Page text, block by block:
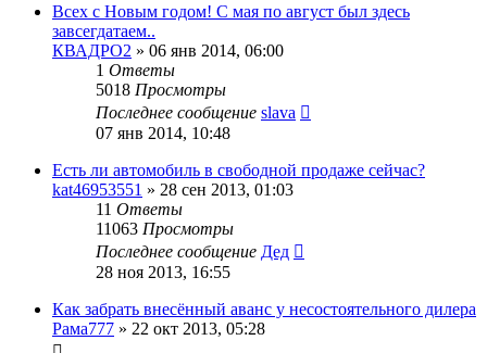
Всех с Новым годом! С мая по август был здесь
завсегдатаем..
КВАДРО2 » 06 янв 2014, 06:00
1 Ответы
5018 Просмотры
Последнее сообщение slava
07 янв 2014, 10:48
Есть ли автомобиль в свободной продаже сейчас?
kat46953551 » 28 сен 2013, 01:03
11 Ответы
11063 Просмотры
Последнее сообщение Дед
28 ноя 2013, 16:55
Как забрать внесённый аванс у несостоятельного дилера
Рама777 » 22 окт 2013, 05:28